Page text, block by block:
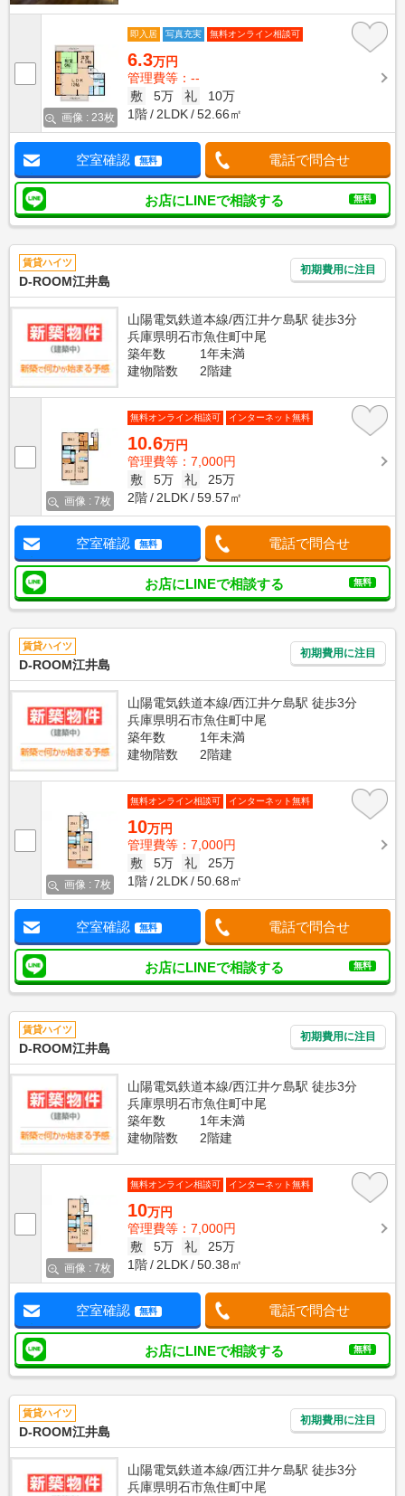
画像 : 23枚
即入居 写真充実 無料オンライン相談可
6.3万円
管理費等：--
敷
5万 礼
10万
1階
2LDK 52.66㎡
空室確認 無料 電話で問合せ
お店にLINEで相談する 無料
賃貸ハイツ
D-ROOM江井島
初期費用に注目
山陽電気鉄道本線/西江井ケ島駅 徒歩3分
兵庫県明石市魚住町中尾
築年数
1年未満
建物階数
2階建
画像 : 7枚
無料オンライン相談可 インターネット無料
10.6万円
管理費等：7,000円
敷
5万 礼
25万
2階
2LDK 59.57㎡
空室確認 無料 電話で問合せ
お店にLINEで相談する 無料
賃貸ハイツ
D-ROOM江井島
初期費用に注目
山陽電気鉄道本線/西江井ケ島駅 徒歩3分
兵庫県明石市魚住町中尾
築年数
1年未満
建物階数
2階建
画像 : 7枚
無料オンライン相談可 インターネット無料
10万円
管理費等：7,000円
敷
5万 礼
25万
1階
2LDK 50.68㎡
空室確認 無料 電話で問合せ
お店にLINEで相談する 無料
賃貸ハイツ
D-ROOM江井島
初期費用に注目
山陽電気鉄道本線/西江井ケ島駅 徒歩3分
兵庫県明石市魚住町中尾
築年数
1年未満
建物階数
2階建
画像 : 7枚
無料オンライン相談可 インターネット無料
10万円
管理費等：7,000円
敷
5万 礼
25万
1階
2LDK 50.38㎡
空室確認 無料 電話で問合せ
お店にLINEで相談する 無料
賃貸ハイツ
D-ROOM江井島
初期費用に注目
山陽電気鉄道本線/西江井ケ島駅 徒歩3分
兵庫県明石市魚住町中尾